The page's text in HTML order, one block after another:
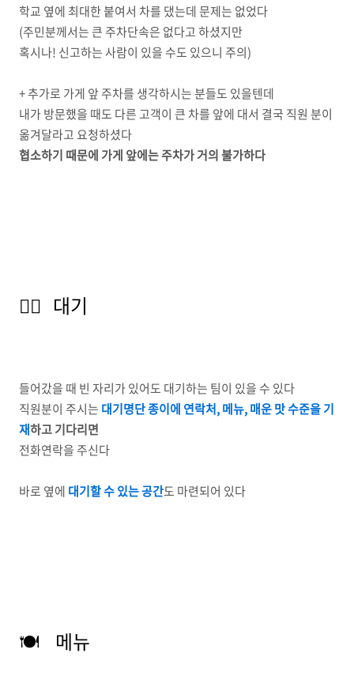
학교 옆에 최대한 붙여서 차를 댔는데 문제는 없었다
(주민분께서는 큰 주차단속은 없다고 하셨지만
혹시나! 신고하는 사람이 있을 수도 있으니 주의)
+ 추가로 가게 앞 주차를 생각하시는 분들도 있을텐데
내가 방문했을 때도 다른 고객이 큰 차를 앞에 대서 결국 직원 분이
옮겨달라고 요청하셨다
협소하기 때문에 가게 앞에는 주차가 거의 불가하다
💁‍♀️ 대기
들어갔을 때 빈 자리가 있어도 대기하는 팀이 있을 수 있다
직원분이 주시는 대기명단 종이에 연락처, 메뉴, 매운 맛 수준을 기
재하고 기다리면
전화연락을 주신다
바로 옆에 대기할 수 있는 공간도 마련되어 있다
🍽️ 메뉴